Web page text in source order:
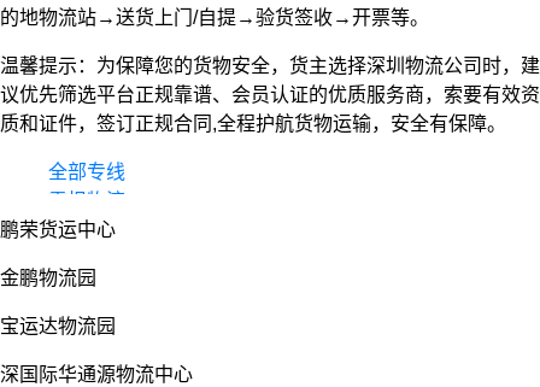
的地物流站→送货上门/自提→验货签收→开票等。
温馨提示：为保障您的货物安全，货主选择深圳物流公司时，建
议优先筛选平台正规靠谱、会员认证的优质服务商，索要有效资
质和证件，签订正规合同,全程护航货物运输，安全有保障。
全部专线
零担物流
整车货运
鹏荣货运中心
金鹏物流园
宝运达物流园
深国际华通源物流中心